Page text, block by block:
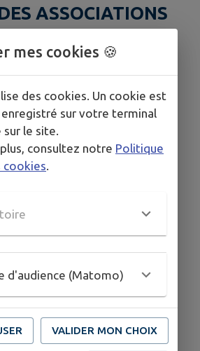
ASSOCIATIONS
2025 - Piennes
d'un loisir pour la rentrée,
ou culturel ?
notre forum des associations
de laquelle vous pourrez vous
activités.
14 septembre de 10h
Stella de Piennes.
yoga, Le Havre de
Secouristes Français Croix
badminton, @l’danse, Self-
- Groupe d'informations,
mes cookies 🍪
des cookies. Un cookie est
sur votre terminal
sur le site.
consultez notre Politique
cookies.
d'audience (Matomo)
VALIDER MON CHOIX